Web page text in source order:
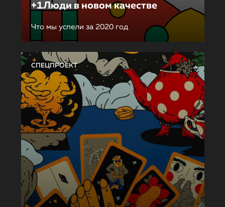
+1Люди в новом качестве
Что мы успели за 2020 год
СПЕЦПРОЕКТ